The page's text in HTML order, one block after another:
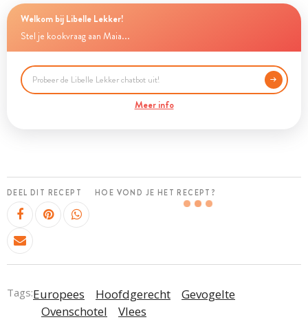
Welkom bij Libelle Lekker!
Stel je kookvraag aan Maia...
Meer info
DEEL DIT RECEPT HOE VOND JE HET RECEPT?
Tags:Europees Hoofdgerecht
Gevogelte
Ovenschotel
Vlees